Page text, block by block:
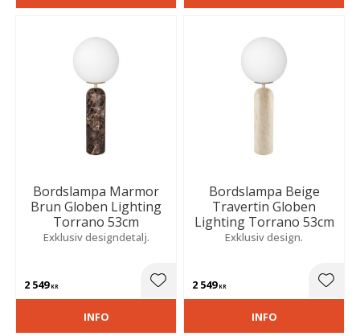
Bordslampa Marmor
Brun Globen Lighting
Torrano 53cm
Exklusiv designdetalj.
2 549KR Lägg till i favoriter
INFO
Bordslampa Beige
Travertin Globen
Lighting Torrano 53cm
Exklusiv design.
2 549KR
INFO